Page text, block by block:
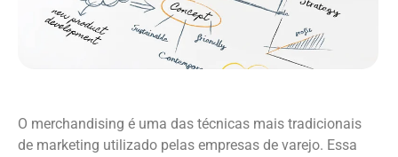
O merchandising é uma das técnicas mais tradicionais
de marketing utilizado pelas empresas de varejo. Essa